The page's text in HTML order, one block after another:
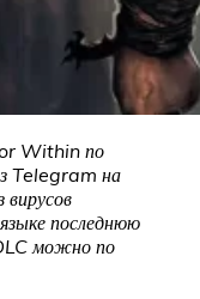
Withinпо
Telegram на
последнюю
можно по